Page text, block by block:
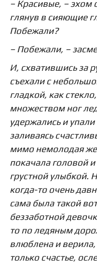
– Красивые, – эхом
глянув в сияющие
Побежали?
– Побежали, –
И, схватившись за
съехали с
гладкой, как
множеством ног
удержались и
заливаясь
мимо немолодая
покачала головой
грустной улыбкой.
когда-то очень
сама была такой
беззаботной
то по ледяным
влюблена и
только счастье,